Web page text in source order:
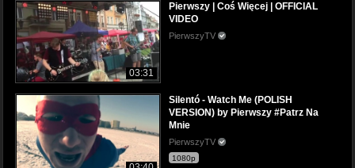
03:31
Pierwszy | Coś Więcej | OFFICIAL
VIDEO
PierwszyTV
Silentó - Watch Me (POLISH
VERSION) by Pierwszy #Patrz Na
Mnie
PierwszyTV
1080p